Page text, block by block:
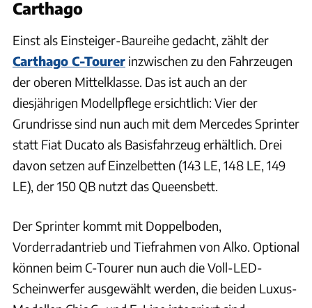
Carthago
Einst als Einsteiger-Baureihe gedacht, zählt der
Carthago C-Tourer inzwischen zu den Fahrzeugen
der oberen Mittelklasse. Das ist auch an der
diesjährigen Modellpflege ersichtlich: Vier der
Grundrisse sind nun auch mit dem Mercedes Sprinter
statt Fiat Ducato als Basisfahrzeug erhältlich. Drei
davon setzen auf Einzelbetten (143 LE, 148 LE, 149
LE), der 150 QB nutzt das Queensbett.
Der Sprinter kommt mit Doppelboden,
Vorderradantrieb und Tiefrahmen von Alko. Optional
können beim C-Tourer nun auch die Voll-LED-
Scheinwerfer ausgewählt werden, die beiden Luxus-